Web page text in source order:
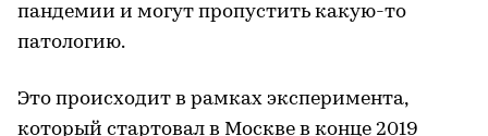
пандемии и могут пропустить какую-то
патологию.
Это происходит в рамках эксперимента,
который стартовал в Москве в конце 2019